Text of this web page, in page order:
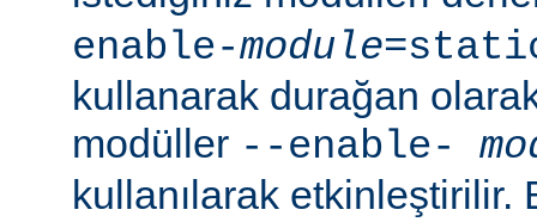
enable-module
kullanarak durağan
modüller --enable-
kullanılarak